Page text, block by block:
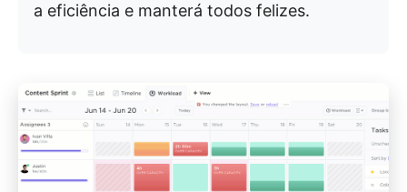
a eficiência e manterá todos felizes.